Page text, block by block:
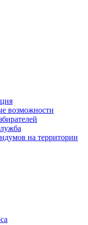
возможности
на территории